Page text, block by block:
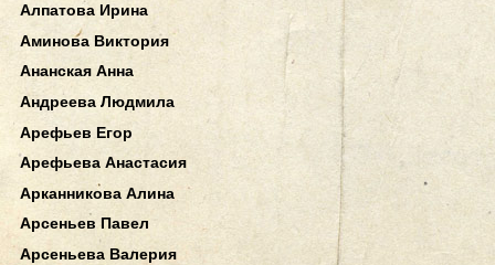
Алпатова Ирина
Аминова Виктория
Ананская Анна
Андреева Людмила
Арефьев Егор
Арефьева Анастасия
Арканникова Алина
Арсеньев Павел
Арсеньева Валерия